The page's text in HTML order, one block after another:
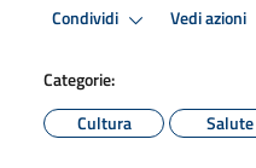
Condividi Vedi azioni
Categorie:
Cultura
Salute